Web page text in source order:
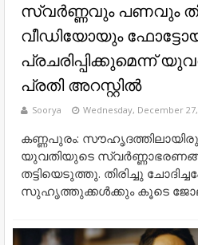
സ്വർണ്ണവും പണവും
വീഡിയോയും
പ്രചരിപ്പിക്കുമെന്ന്
പ്രതി അറസ്റ്റിൽ
Soorya Wednesday, December 27,
കണ്ണപുരം:
യുവതിയുടെ
തട്ടിയെടുത്തു. തിരിച്ചു
സുഹൃത്തുക്കൾക്കും കൂടെ